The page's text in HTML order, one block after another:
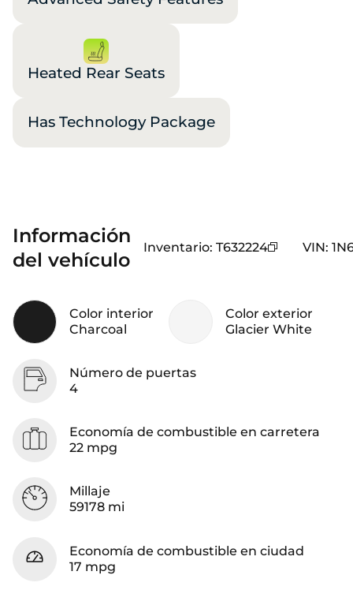
Heated Rear Seats
Has Technology Package
Información
del vehículo
Inventario: T632224 VIN:
Color interior
Charcoal
Color exterior
Glacier White
Número de puertas
4
Economía de combustible en carretera
22 mpg
Millaje
59178 mi
Economía de combustible en ciudad
17 mpg